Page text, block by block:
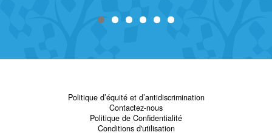
Politique d’équité et d’antidiscrimination
Contactez-nous
Politique de Confidentialité
Conditions d'utilisation